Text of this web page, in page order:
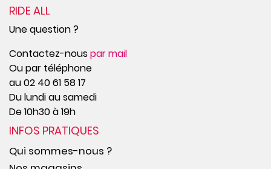
RIDE ALL
Une question ?
Contactez-nouspar mail
Ou par téléphone
au 02 40 61 58 17
Du lundi au samedi
De 10h30 à 19h
INFOS PRATIQUES
Qui sommes-nous ?